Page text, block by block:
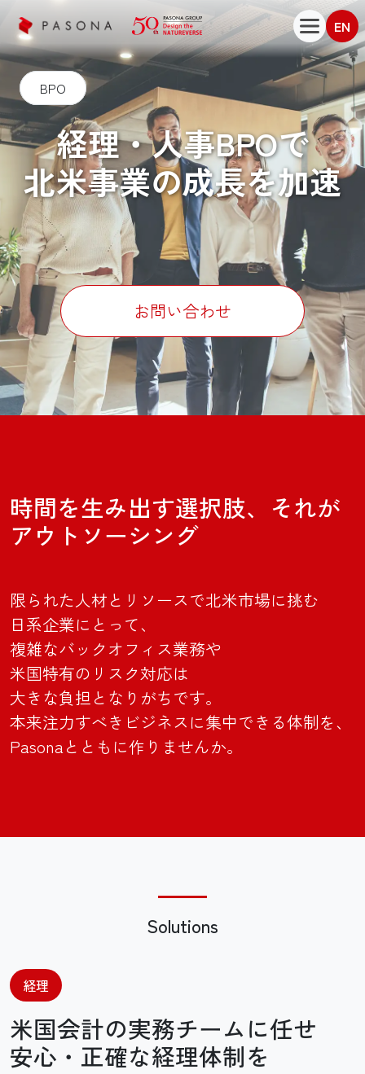
EN
BPO
経理・人事BPOで
北米事業の成長を加速
お問い合わせ
時間を生み出す選択肢、それが
アウトソーシング
限られた人材と リソースで北米市場に挑む
日系企業にとって、
複雑なバックオフィス業務や
米国特有のリスク対応は
大きな負担となりがちです。
本来注力すべき ビジネスに集中できる体制を、
Pasonaとともに作りませんか。
Solutions
経理
米国会計の実務チームに任せ
安心・正確な経理体制を